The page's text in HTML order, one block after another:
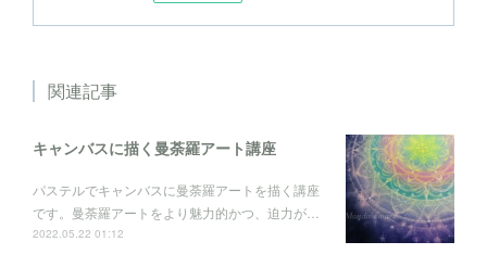
関連記事
キャンバスに描く曼荼羅アート講座
パステルでキャンバスに曼荼羅アートを描く講座
です。曼荼羅アートをより魅力的かつ、迫力が…
2022.05.22 01:12